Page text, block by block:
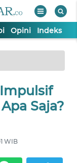
Opini Indeks
Saja?
WIB